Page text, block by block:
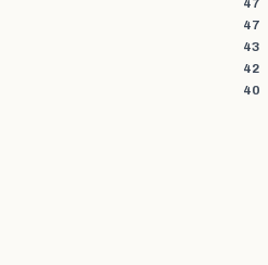
47
47
43
42
40